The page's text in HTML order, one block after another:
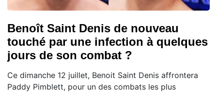
Benoît Saint Denis de nouveau
touché par une infection à quelques
jours de son combat ?
Ce dimanche 12 juillet, Benoit Saint Denis affrontera
Paddy Pimblett, pour un des combats les plus